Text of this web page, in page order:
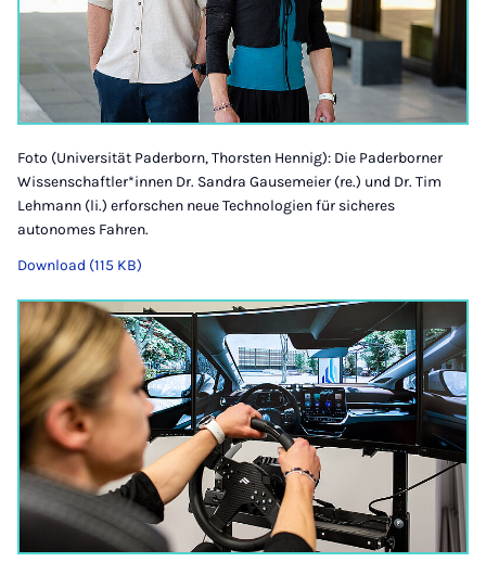
Foto (Universität Paderborn, Thorsten Hennig): Die Paderborner
Wissenschaftler*innen Dr. Sandra Gausemeier (re.) und Dr. Tim
Lehmann (li.) erforschen neue Technologien für sicheres
autonomes Fahren.
Download (115 KB)